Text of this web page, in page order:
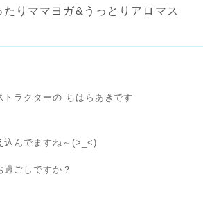
たりママヨガ&うっとりアロマス
トラクターの ちはらあきです
込んでますね～(>_<)
過ごしですか？